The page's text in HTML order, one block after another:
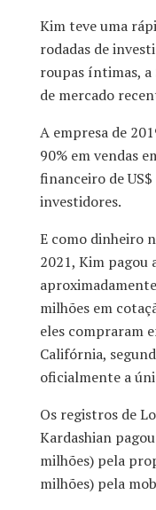
Kim teve uma
rodadas de
roupas íntimas, a
de mercado
A empresa de
90% em vendas
financeiro de
investidores.
E como dinheiro
2021, Kim pagou
milhões em
eles compraram
Califórnia,
oficialmente a
Os registros de
Kardashian
milhões) pela
milhões) pela